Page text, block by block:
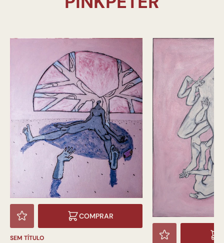
COMPRAR
SEM TÍTULO